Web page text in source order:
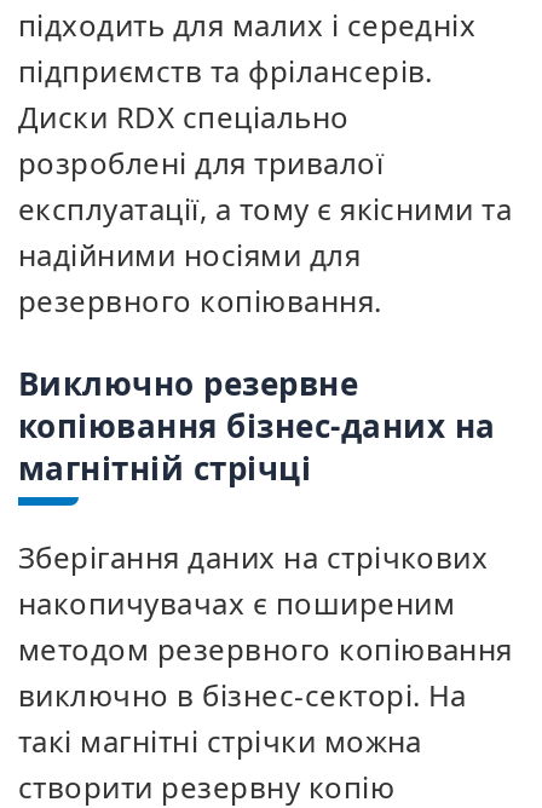
підходить для малих і середніх
підприємств та фрілансерів.
Диски RDX спеціально
розроблені для тривалої
експлуатації, а тому є якісними та
надійними носіями для
резервного копіювання.
Виключно резервне
копіювання бізнес-даних на
магнітній стрічці
Зберігання даних на стрічкових
накопичувачах є поширеним
методом резервного копіювання
виключно в бізнес-секторі. На
такі магнітні стрічки можна
створити резервну копію